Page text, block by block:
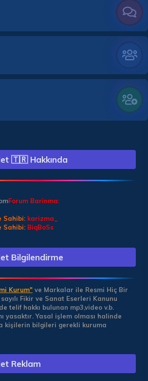
🇹🇷 Hakkında
Forum Barinma:
Sahibi: karizma_
Sahibi: BiqBoSs
Bilgilendirme
Kurum" ve Markalar ile Resmi Hiç Bir
Fikir ve Sanat Eserleri Kanunu
telif hakkı bulunan mp3,video v.b.
yasaktır. Yasal işlem olması halinde
kişilerin bilgileri gerekli kuruma
Reklam